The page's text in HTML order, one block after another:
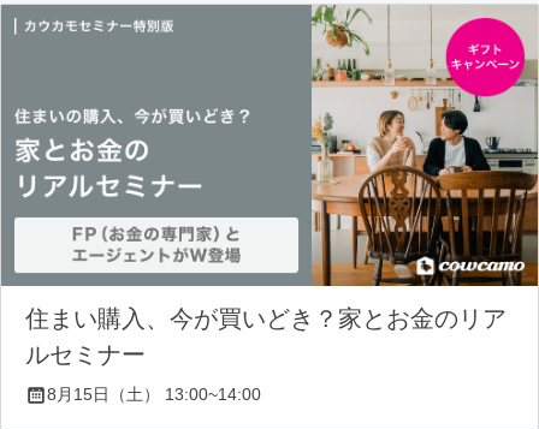
住まい購入、今が買いどき？家とお金のリア
ルセミナー
8月15日（土） 13:00~14:00